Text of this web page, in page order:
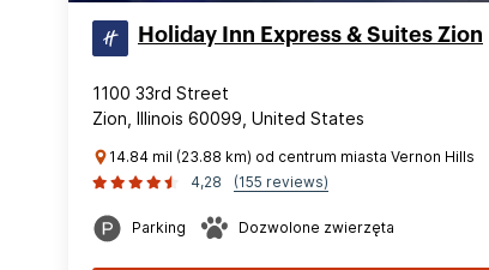
Holiday Inn Express & Suites Zion
1100 33rd Street
Zion, Illinois 60099, United States
14.84 mil (23.88 km) od centrum miasta Vernon Hills
4,28
(155 reviews)
Parking Dozwolone zwierzęta